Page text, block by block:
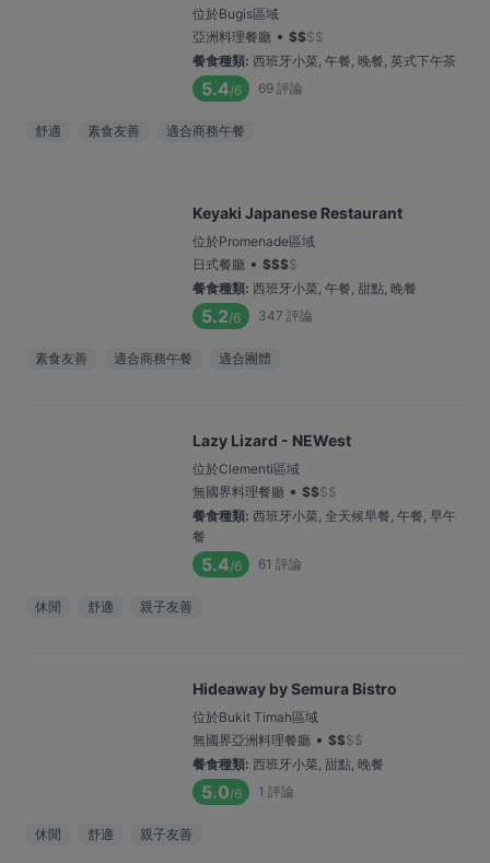
位於Bugis區域
亞洲料理餐廳 • $$$$
餐食種類: 西班牙小菜, 午餐, 晚餐, 英式下午茶
5.4/6 69 評論
舒適 素食友善 適合商務午餐
Keyaki Japanese Restaurant
位於Promenade區域
日式餐廳 • $$$$
餐食種類: 西班牙小菜, 午餐, 甜點, 晚餐
5.2/6 347 評論
素食友善 適合商務午餐 適合團體
Lazy Lizard - NEWest
位於Clementi區域
無國界料理餐廳 • $$$$
餐食種類: 西班牙小菜, 全天候早餐, 午餐, 早午
餐
5.4/6 61 評論
休閒 舒適 親子友善
Hideaway by Semura Bistro
位於Bukit Timah區域
無國界亞洲料理餐廳 • $$$$
餐食種類: 西班牙小菜, 甜點, 晚餐
5.0/6 1 評論
休閒 舒適 親子友善